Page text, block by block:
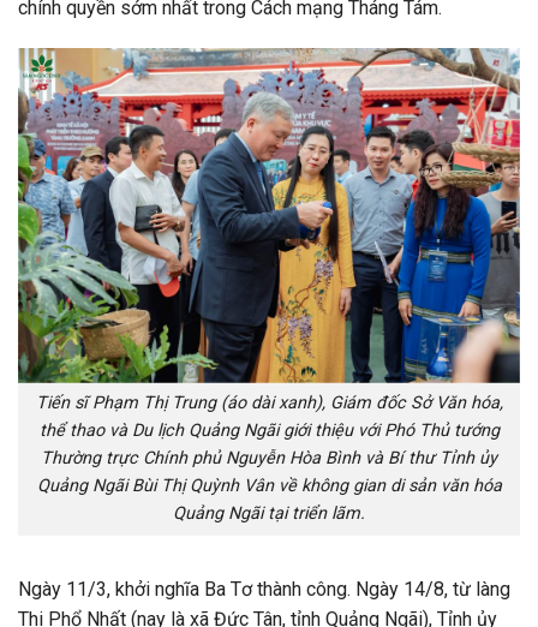
chính quyền sớm nhất trong Cách mạng Tháng Tám.
Tiến sĩ Phạm Thị Trung (áo dài xanh), Giám đốc Sở Văn hóa,
thể thao và Du lịch Quảng Ngãi giới thiệu với Phó Thủ tướng
Thường trực Chính phủ Nguyễn Hòa Bình và Bí thư Tỉnh ủy
Quảng Ngãi Bùi Thị Quỳnh Vân về không gian di sản văn hóa
Quảng Ngãi tại triển lãm.
Ngày 11/3, khởi nghĩa Ba Tơ thành công. Ngày 14/8, từ làng
Thi Phổ Nhất (nay là xã Đức Tân, tỉnh Quảng Ngãi), Tỉnh ủy